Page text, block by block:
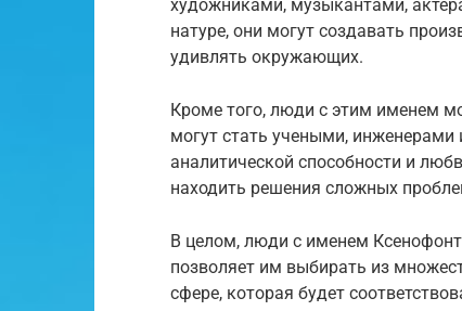
художниками, музыкантами,
натуре, они могут создавать
удивлять окружающих.
Кроме того, люди с этим именем
могут стать учеными,
аналитической способности и
находить решения сложных
В целом, люди с именем
позволяет им выбирать из
сфере, которая будет